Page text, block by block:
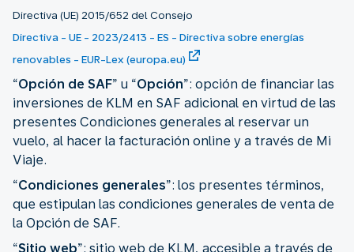
Directiva (UE) 2015/652 del Consejo
Directiva - UE - 2023/2413 - ES - Directiva sobre energías
renovables - EUR-Lex (europa.eu)
“Opción de SAF” u “Opción”: opción de financiar las
inversiones de KLM en SAF adicional en virtud de las
presentes Condiciones generales al reservar un
vuelo, al hacer la facturación online y a través de Mi
Viaje.
“Condiciones generales”: los presentes términos,
que estipulan las condiciones generales de venta de
la Opción de SAF.
“Sitio web”: sitio web de KLM, accesible a través de